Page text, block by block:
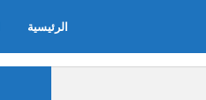
الرئيسية